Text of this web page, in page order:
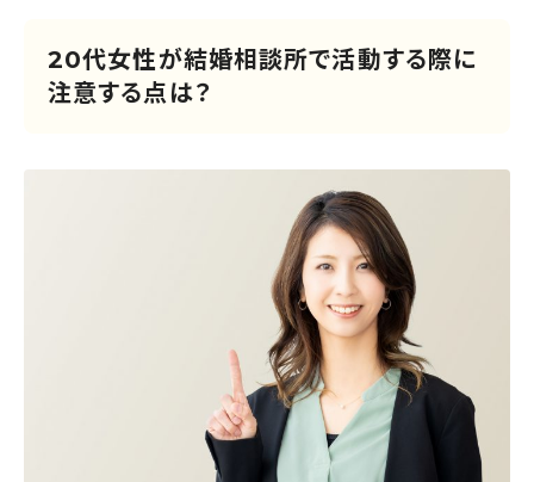
20代女性が結婚相談所で活動する際に
注意する点は？